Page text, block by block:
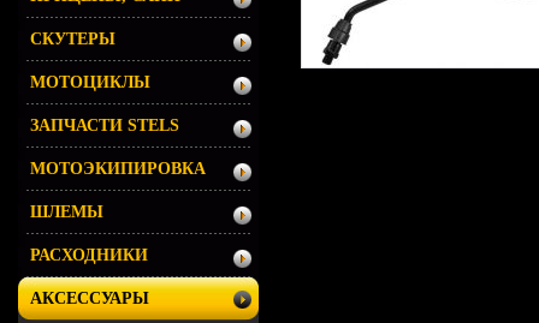
СКУТЕРЫ
МОТОЦИКЛЫ
ЗАПЧАСТИ STELS
МОТОЭКИПИРОВКА
ШЛЕМЫ
РАСХОДНИКИ
АКСЕССУАРЫ